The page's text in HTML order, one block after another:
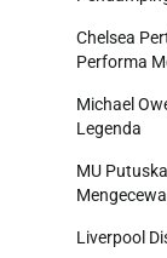
Chelsea
Performa
Michael
Legenda
MU
Liverpool